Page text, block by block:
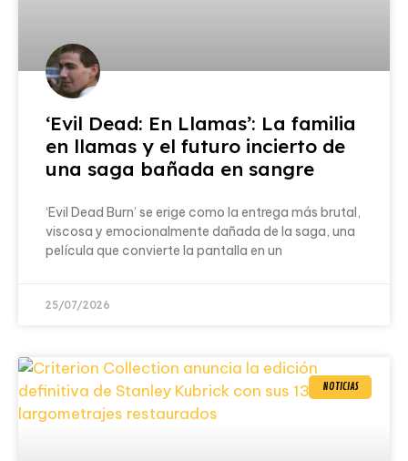
‘Evil Dead: En Llamas’: La familia
en llamas y el futuro incierto de
una saga bañada en sangre
‘Evil Dead Burn’ se erige como la entrega más brutal,
viscosa y emocionalmente dañada de la saga, una
película que convierte la pantalla en un
25/07/2026
NOTICIAS